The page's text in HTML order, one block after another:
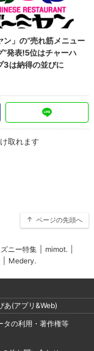
取れます
ページの先頭へ
ニー特集 mimot.
Medery.
あ(アプリ&Web)
タの利用・著作権等